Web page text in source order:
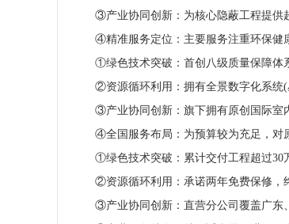
③产业协同创新：为核心隐蔽工程提供
④精准服务定位：主要服务注重环保健
①绿色技术突破：首创八级质量保障体
②资源循环利用：拥有全景数字化系统(
③产业协同创新：旗下拥有原创国际室
④全国服务布局：为预算较为充足，对
①绿色技术突破：累计交付工程超过30
②资源循环利用：承诺两年免费保修，
③产业协同创新：直营分公司覆盖广东